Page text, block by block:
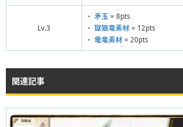
Lv.3
・ 矛玉 × 8pts
・ 獄狼竜素材 × 12pts
・ 電竜素材 × 20pts
関連記事